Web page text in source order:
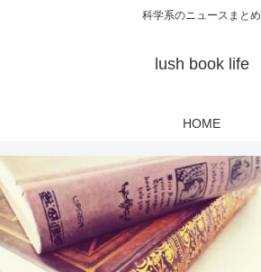
科学系のニュースまとめ
lush book life
HOME